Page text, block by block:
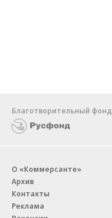
Благотворительный фонд
О «Коммерсанте»
Архив
Контакты
Реклама